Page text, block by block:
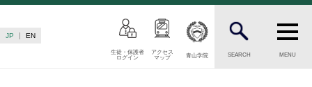
JP EN
生徒・保護者
ログイン
アクセス
マップ
青山学院 SEARCH MENU